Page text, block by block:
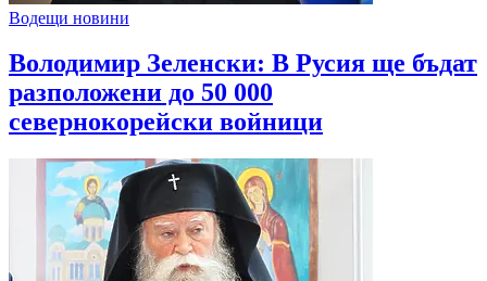
Водещи новини
Володимир Зеленски: В Русия ще бъдат
разположени до 50 000
севернокорейски войници